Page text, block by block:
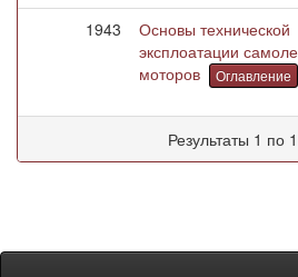
1943
Основы технической
эксплоатации
моторов
Оглавление
Результаты 1 по